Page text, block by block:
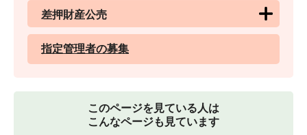
差押財産公売
指定管理者の募集
このページを見ている人は
こんなページも見ています